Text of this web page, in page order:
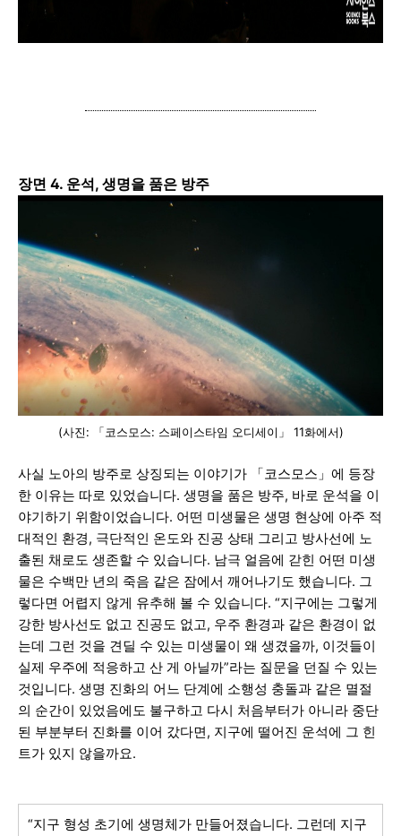
장면 4. 운석, 생명을 품은 방주
(사진: 「코스모스: 스페이스타임 오디세이」 11화에서)
사실 노아의 방주로 상징되는 이야기가 「코스모스」에 등장
한 이유는 따로 있었습니다. 생명을 품은 방주, 바로 운석을 이
야기하기 위함이었습니다. 어떤 미생물은 생명 현상에 아주 적
대적인 환경, 극단적인 온도와 진공 상태 그리고 방사선에 노
출된 채로도 생존할 수 있습니다. 남극 얼음에 갇힌 어떤 미생
물은 수백만 년의 죽음 같은 잠에서 깨어나기도 했습니다. 그
렇다면 어렵지 않게 유추해 볼 수 있습니다. “지구에는 그렇게
강한 방사선도 없고 진공도 없고, 우주 환경과 같은 환경이 없
는데 그런 것을 견딜 수 있는 미생물이 왜 생겼을까, 이것들이
실제 우주에 적응하고 산 게 아닐까”라는 질문을 던질 수 있는
것입니다. 생명 진화의 어느 단계에 소행성 충돌과 같은 멸절
의 순간이 있었음에도 불구하고 다시 처음부터가 아니라 중단
된 부분부터 진화를 이어 갔다면, 지구에 떨어진 운석에 그 힌
트가 있지 않을까요.
“지구 형성 초기에 생명체가 만들어졌습니다. 그런데 지구